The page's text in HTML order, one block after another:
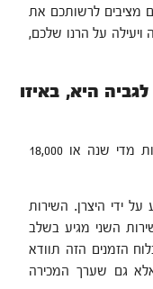
מציבים לרשותכם את
ויעילה על הרנו שלכם,
היא, באיזו
בדרך כלל, כל מכוניות רנו צריכות לקבל שירות מדי שנה או 18,000
ידי היצרן. השירות
השני מגיע בשלב
הזמנים הזה תוודא
גם שערך המכירה